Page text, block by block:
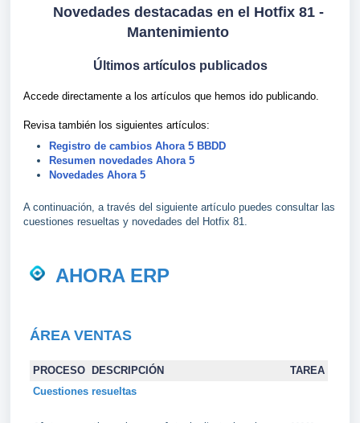
Novedades destacadas en el Hotfix 81 -
Mantenimiento
Últimos artículos publicados
Accede directamente a los artículos que hemos ido publicando.
Revisa también los siguientes artículos:
Registro de cambios Ahora 5 BBDD
Resumen novedades Ahora 5
Novedades Ahora 5
A continuación, a través del siguiente artículo puedes consultar las
cuestiones resueltas y novedades del Hotfix 81.
AHORA ERP
ÁREA VENTAS
PROCESO DESCRIPCIÓN
TAREA
Cuestiones resueltas